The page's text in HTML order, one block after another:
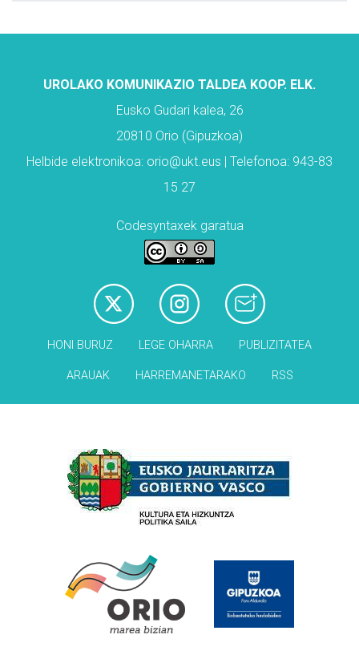
UROLAKO KOMUNIKAZIO TALDEA KOOP. ELK.
Eusko Gudari kalea, 26
20810 Orio (Gipuzkoa)
Helbide elektronikoa: orio@ukt.eus | Telefonoa: 943-83
15 27
Codesyntaxek garatua
HONI BURUZ LEGE OHARRA PUBLIZITATEA
ARAUAK HARREMANETARAKO RSS